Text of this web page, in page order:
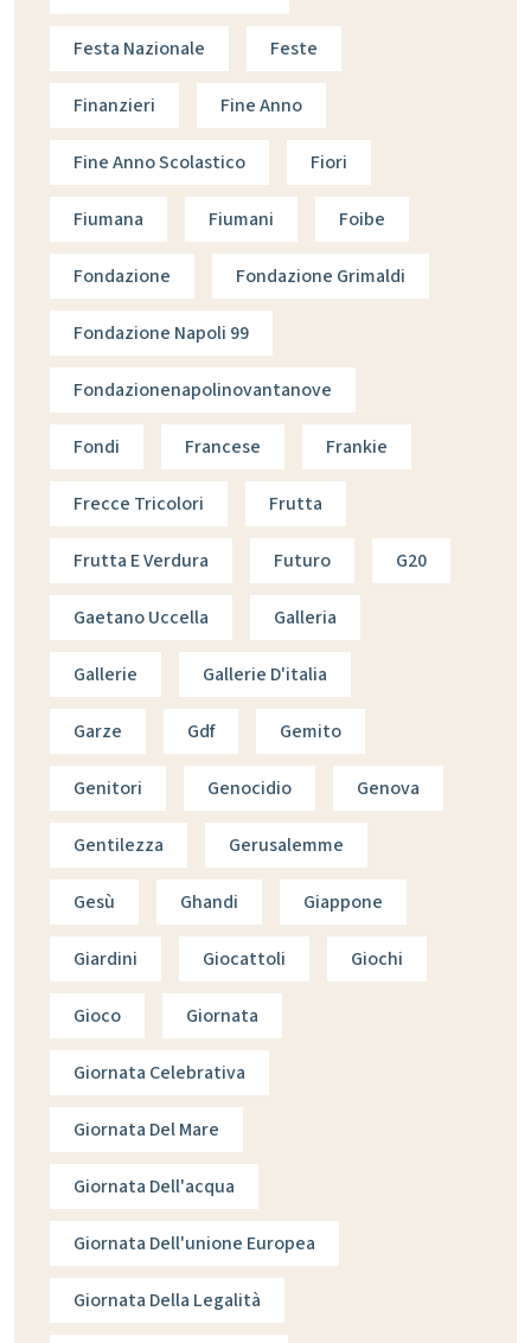
Festa Nazionale Feste
Finanzieri Fine Anno
Fine Anno Scolastico Fiori
Fiumana Fiumani Foibe
Fondazione Fondazione Grimaldi
Fondazione Napoli 99
Fondazionenapolinovantanove
Fondi Francese Frankie
Frecce Tricolori Frutta
Frutta E Verdura Futuro G20
Gaetano Uccella Galleria
Gallerie Gallerie D'italia
Garze Gdf Gemito
Genitori Genocidio Genova
Gentilezza Gerusalemme
Gesù Ghandi Giappone
Giardini Giocattoli Giochi
Gioco Giornata
Giornata Celebrativa
Giornata Del Mare
Giornata Dell'acqua
Giornata Dell'unione Europea
Giornata Della Legalità